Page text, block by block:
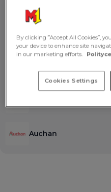
By clicking “Accept All Cookies”,
your device to enhance site
in our marketing efforts.
Cookies Settings